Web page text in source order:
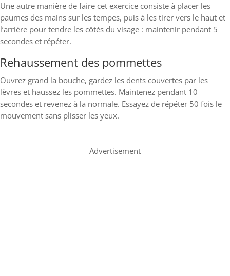
Une autre manière de faire cet exercice consiste à placer les
paumes des mains sur les tempes, puis à les tirer vers le haut et
l’arrière pour tendre les côtés du visage : maintenir pendant 5
secondes et répéter.
Rehaussement des pommettes
Ouvrez grand la bouche, gardez les dents couvertes par les
lèvres et haussez les pommettes. Maintenez pendant 10
secondes et revenez à la normale. Essayez de répéter 50 fois le
mouvement sans plisser les yeux.
Advertisement